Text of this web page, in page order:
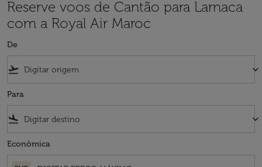
Reserve voos de Cantão para Larnaca
com a Royal Air Maroc
De
flight_takeoff keyboard_arrow_down
Para
flight_land keyboard_arrow_down
Econômica